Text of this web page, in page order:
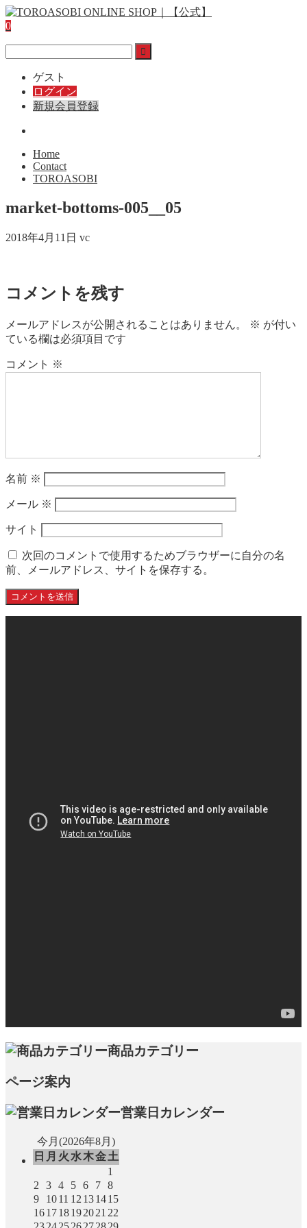
0
ゲスト
ログイン
新規会員登録
Home
Contact
TOROASOBI
market-bottoms-005__05
2018年4月11日 vc
コメントを残す
メールアドレスが公開されることはありません。 ※ が付い
ている欄は必須項目です
コメント ※
名前 ※
メール ※
サイト
次回のコメントで使用するためブラウザーに自分の名
前、メールアドレス、サイトを保存する。
商品カテゴリー
ページ案内
営業日カレンダー
今月(2026年8月)
日 月 火 水木金土
1
2
3 4 5 6 7 8
9
1011 12 131415
161718192021 22